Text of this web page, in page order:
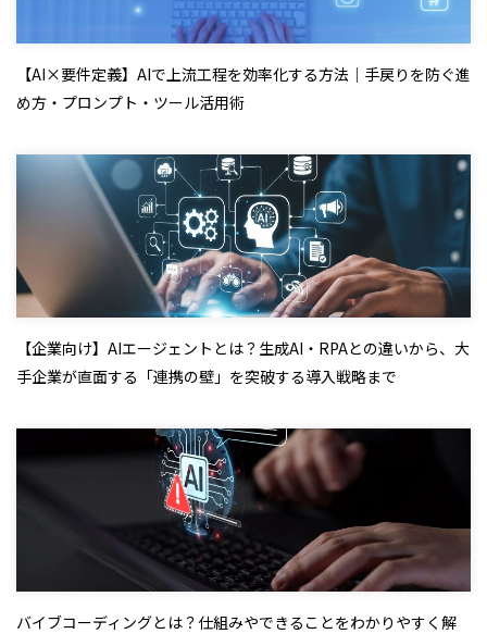
【AI×要件定義】AIで上流工程を効率化する方法｜手戻りを防ぐ進
め方・プロンプト・ツール活用術
【企業向け】AIエージェントとは？生成AI・RPAとの違いから、大
手企業が直面する「連携の壁」を突破する導入戦略まで
バイブコーディングとは？仕組みやできることをわかりやすく解